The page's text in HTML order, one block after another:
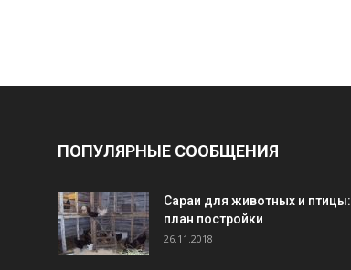
ПОПУЛЯРНЫЕ СООБЩЕНИЯ
Cараи для животных и птицы:
план постройки
26.11.2018